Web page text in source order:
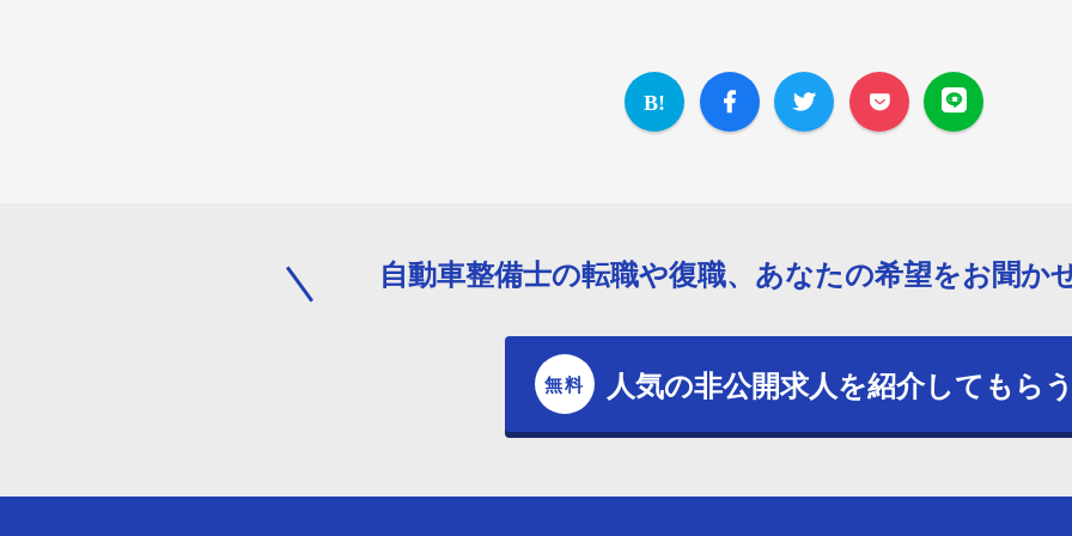
自動車整備士の転職や復職、あなたの希望をお聞か
人気の非公開求人を紹介してもらう